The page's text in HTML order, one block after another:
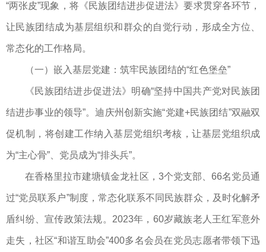
“两张皮”现象，将《民族团结进步促进法》要求贯穿各环节，
让民族团结成为基层组织和群众的自觉行动，形成全方位、
常态化的工作格局。
（一）嵌入基层党建：筑牢民族团结的“红色堡垒”
《民族团结进步促进法》明确“坚持中国共产党对民族团
结进步事业的领导”。迪庆州创新实施“党建+民族团结”双融双
促机制，将创建工作纳入基层党组织考核，让基层党组织成
为“主心骨”、党员成为“排头兵”。
在香格里拉市建塘镇金龙社区，3个党支部、66名党员通
过“党员联系户”制度，常态化联系不同民族群众，及时化解矛
盾纠纷、宣传政策法规。2023年，60岁藏族老人王红军意外
走失，社区“和谐互助会”400多名会员在党员志愿者带领下迅